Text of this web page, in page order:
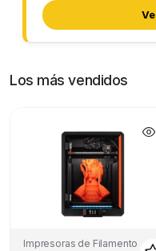
Los más vendidos
Impresoras de Filamento